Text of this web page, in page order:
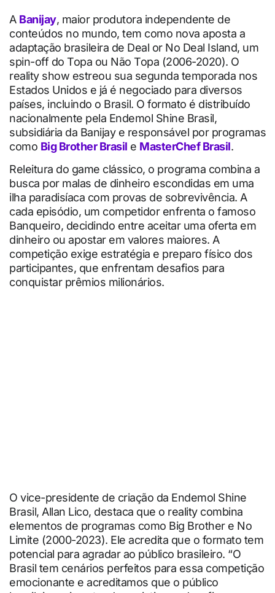
A Banijay, maior produtora independente de
conteúdos no mundo, tem como nova aposta a
adaptação brasileira de Deal or No Deal Island, um
spin-off do Topa ou Não Topa (2006-2020). O
reality show estreou sua segunda temporada nos
Estados Unidos e já é negociado para diversos
países, incluindo o Brasil. O formato é distribuído
nacionalmente pela Endemol Shine Brasil,
subsidiária da Banijay e responsável por programas
como Big Brother Brasil e MasterChef Brasil.
Releitura do game clássico, o programa combina a
busca por malas de dinheiro escondidas em uma
ilha paradisíaca com provas de sobrevivência. A
cada episódio, um competidor enfrenta o famoso
Banqueiro, decidindo entre aceitar uma oferta em
dinheiro ou apostar em valores maiores. A
competição exige estratégia e preparo físico dos
participantes, que enfrentam desafios para
conquistar prêmios milionários.
O vice-presidente de criação da Endemol Shine
Brasil, Allan Lico, destaca que o reality combina
elementos de programas como Big Brother e No
Limite (2000-2023). Ele acredita que o formato tem
potencial para agradar ao público brasileiro. “O
Brasil tem cenários perfeitos para essa competição
emocionante e acreditamos que o público